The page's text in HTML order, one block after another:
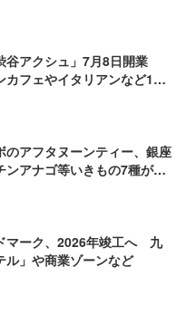
谷アクシュ」7月8日開業
カフェやイタリアンなど15
のアフタヌーンティー、銀座
アナゴ等いきもの7種がス
マーク、2026年竣工へ 九
ル」や商業ゾーンなど